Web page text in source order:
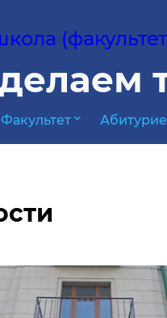
Факультет expand_more